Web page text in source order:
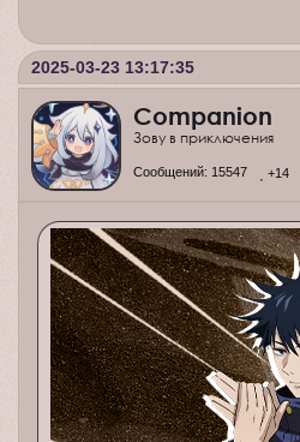
2025-03-23 13:17:35
Companion
Зову в приключения
Сообщений: 15547 +14